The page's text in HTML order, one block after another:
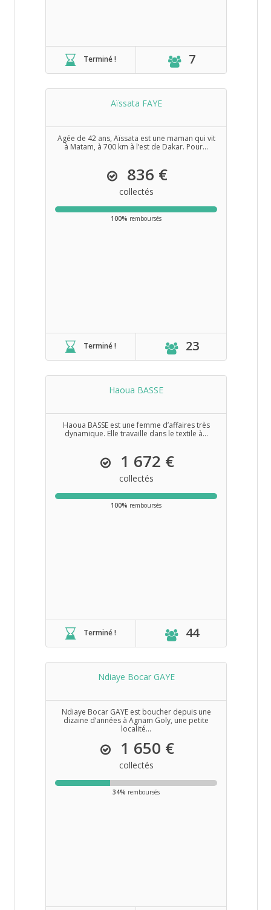
Terminé ! 7
Aïssata FAYE
Agée de 42 ans, Aïssata est une maman qui vit
à Matam, à 700 km à l’est de Dakar. Pour...
836 €
collectés
100% remboursés
Terminé ! 23
Haoua BASSE
Haoua BASSE est une femme d’affaires très
dynamique. Elle travaille dans le textile à...
1 672 €
collectés
100% remboursés
Terminé ! 44
Ndiaye Bocar GAYE
Ndiaye Bocar GAYE est boucher depuis une
dizaine d’années à Agnam Goly, une petite
localité...
1 650 €
collectés
34% remboursés